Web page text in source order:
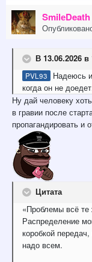
SmilеDeath
В 13.06.2026 в
PVL93
Надеюсь
когда он не
Ну дай человеку
в гравии после
пропагандировать и
Цитата
«Проблемы всё
Распределение
коробкой
надо всем.